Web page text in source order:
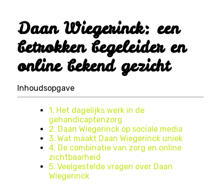
Daan Wiegerinck: een
betrokken begeleider en
online bekend gezicht
Inhoudsopgave
1. Het dagelijks werk in de
gehandicaptenzorg
2. Daan Wiegerinck op sociale media
3. Wat maakt Daan Wiegerinck uniek
4. De combinatie van zorg en online
zichtbaarheid
5. Veelgestelde vragen over Daan
Wiegerinck